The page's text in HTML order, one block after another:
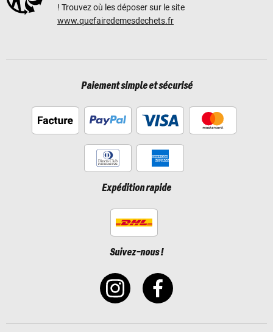
! Trouvez où les déposer sur le site
www.quefairedemesdechets.fr
Paiement simple et sécurisé
Expédition rapide
Suivez-nous !